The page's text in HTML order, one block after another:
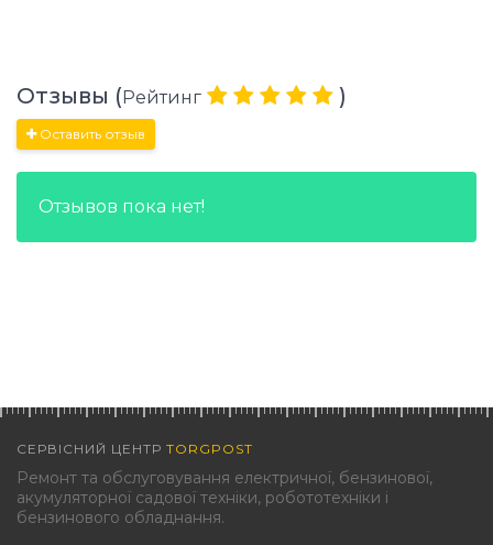
Отзывы (Рейтинг )
Оставить отзыв
Отзывов пока нет!
СЕРВІСНИЙ ЦЕНТР TORGPOST
Ремонт та обслуговування електричної, бензинової,
акумуляторної садової техніки, робототехніки і
бензинового обладнання.